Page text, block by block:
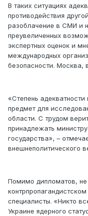
В таких ситуациях
противодействия
разоблачение в СМИ и
преувеличенных
экспертных оценок и
международных
безопасности. Москва,
«Степень
предмет для
области. С трудом
принадлежать
государства», –
внешнеполитического
Помимо дипломатов, не
специалисты. «Никто
Украине ядерного